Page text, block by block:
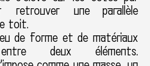
retrouver une parallèle
toit.
de forme et de matériaux
deux éléments.